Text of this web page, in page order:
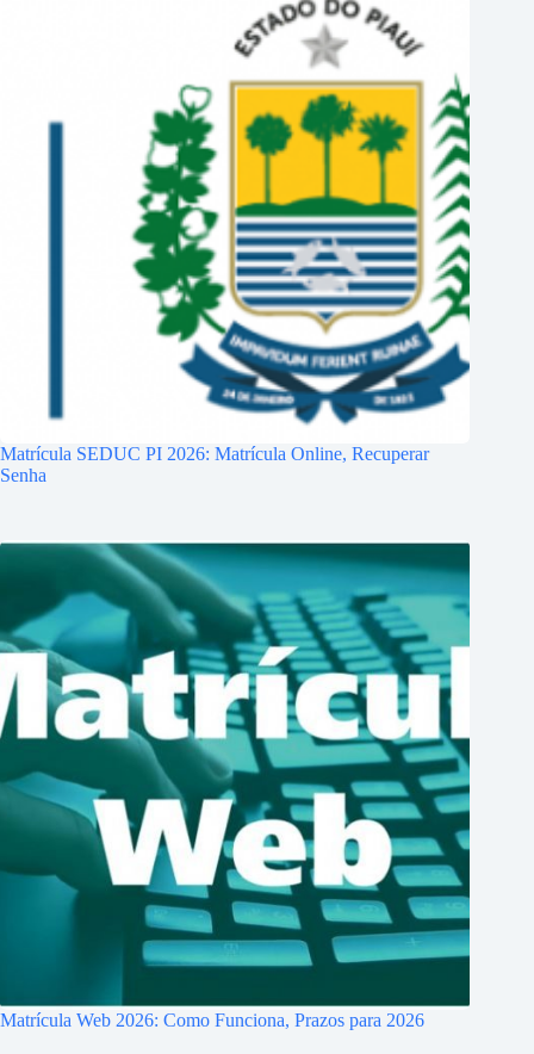
Matrícula SEDUC PI 2026: Matrícula Online, Recuperar
Senha
Matrícula Web 2026: Como Funciona, Prazos para 2026